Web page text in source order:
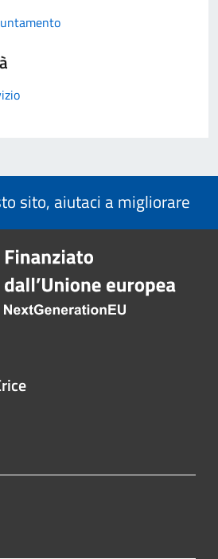
sito, aiutaci a migliorare